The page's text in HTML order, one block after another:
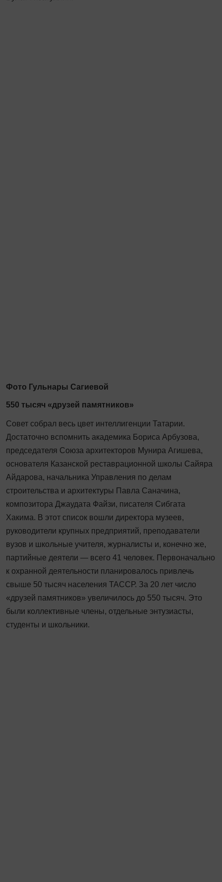
Фото Гульнары Сагиевой
550 тысяч «друзей памятников»
Совет собрал весь цвет интеллигенции Татарии.
Достаточно вспомнить академика Бориса Арбузова,
председателя Союза архитекторов Мунира Агишева,
основателя Казанской реставрационной школы Сайяра
Айдарова, начальника Управления по делам
строительства и архитектуры Павла Саначина,
композитора Джаудата Файзи, писателя Сибгата
Хакима. В этот список вошли директора музеев,
руководители крупных предприятий, преподаватели
вузов и школьные учителя, журналисты и, конечно же,
партийные деятели — всего 41 человек. Первоначально
к охран­ной деятельности планировалось привлечь
свыше 50 тысяч населения ТАССР. За 20 лет число
«друзей памятников» увеличилось до 550 тысяч. Это
были коллективные члены, отдельные энтузиасты,
студенты и школьники.